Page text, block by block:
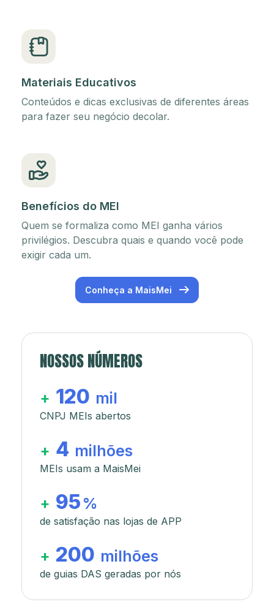
Materiais Educativos
Conteúdos e dicas exclusivas de diferentes áreas
para fazer seu negócio decolar.
Benefícios do MEI
Quem se formaliza como MEI ganha vários
privilégios. Descubra quais e quando você pode
exigir cada um.
Conheça a MaisMei
NOSSOS NÚMEROS
+ 120 mil
CNPJ MEIs abertos
+ 4 milhões
MEIs usam a MaisMei
+ 95 %
de satisfação nas lojas de APP
+ 200 milhões
de guias DAS geradas por nós